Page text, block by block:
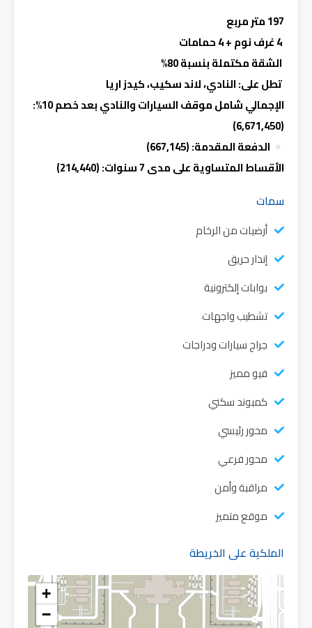
197 متر مربع
الشقة مكتملة بنسبة 80%
تطل على: النادي، لاند سكيب، كيدز اريا
الإجمالي شامل موقف السيارات والنادي بعد خصم 10%:
(6,671,450)
الدفعة المقدمة: (667,145)
الأقساط المتساوية على مدى 7 سنوات: (214,440)
سمات
أرضيات من الرخام
إنذار حريق
بوابات إلكترونية
تشطيب واجهات
جراج سيارات ودراجات
فيو مميز
كمبوند سكني
محور رئيسي
محور فرعي
مراقبة وأمن
موقع متميز
الملكية على الخريطة
+
−